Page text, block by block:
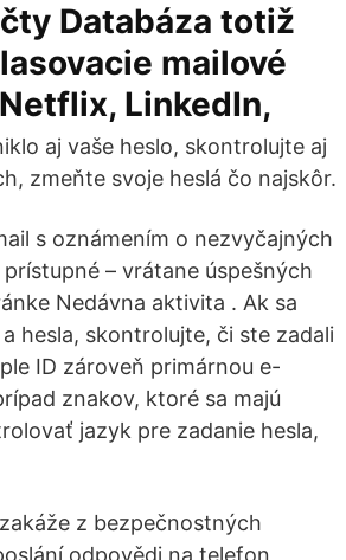
Databáza totiž
mailové
LinkedIn,
aj vaše heslo, skontrolujte aj
zmeňte svoje heslá čo najskôr.
s oznámením o nezvyčajných
– vrátane úspešných
Nedávna aktivita . Ak sa
hesla, skontrolujte, či ste zadali
ID zároveň primárnou e-
znakov, ktoré sa majú
jazyk pre zadanie hesla,
z bezpečnostných
odpovědi na telefon